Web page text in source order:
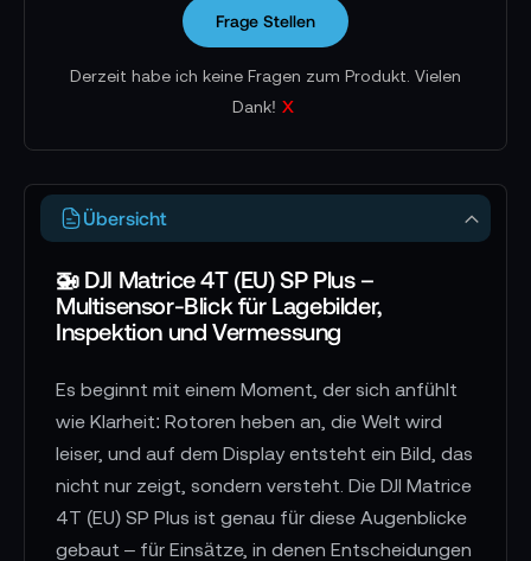
Frage Stellen
Derzeit habe ich keine Fragen zum Produkt. Vielen
Dank! x
Übersicht
🚁 DJI Matrice 4T (EU) SP Plus –
Multisensor-Blick für Lagebilder,
Inspektion und Vermessung
Es beginnt mit einem Moment, der sich anfühlt
wie Klarheit: Rotoren heben an, die Welt wird
leiser, und auf dem Display entsteht ein Bild, das
nicht nur zeigt, sondern versteht. Die DJI Matrice
4T (EU) SP Plus ist genau für diese Augenblicke
gebaut – für Einsätze, in denen Entscheidungen